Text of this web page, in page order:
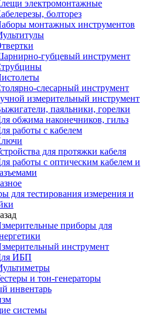
электромонтажные
болторез
монтажных инструментов
губцевый инструмент
слесарный инструмент
измерительный инструмент
паяльники, горелки
обжима наконечников, гильз
работы с кабелем
для протяжки кабеля
работы с оптическим кабелем и
для тестирования измерения и
приборы для
инструмент
ИБП
и тон-генераторы
инвентарь
системы